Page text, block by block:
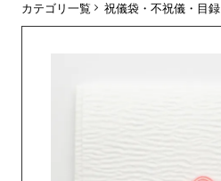
カテゴリ一覧 祝儀袋・不祝儀・目録